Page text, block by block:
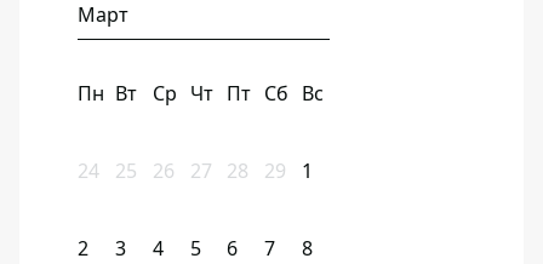
Март
Пн Вт Ср Чт Пт Сб Вс
24 25 26 27 28 29 1
2 3 4 5 6 7 8